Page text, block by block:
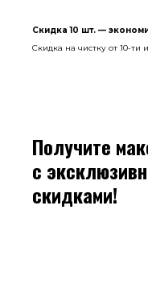
Скидка 10 шт. —
Скидка на чистку от 10-ти
Получите
с
скидками!